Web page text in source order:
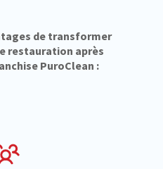
de transformer
restauration après
PuroClean :